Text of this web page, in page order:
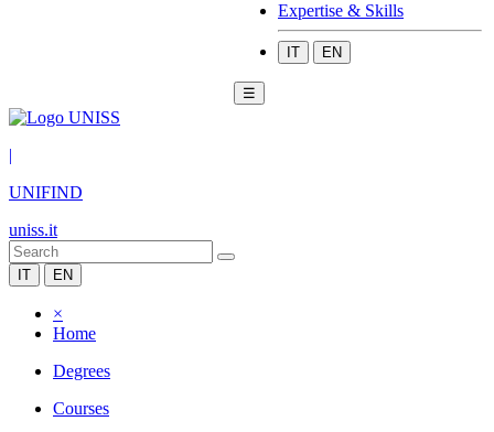
Expertise & Skills
IT EN
☰
|
UNIFIND
uniss.it
IT EN
×
Home
Degrees
Courses